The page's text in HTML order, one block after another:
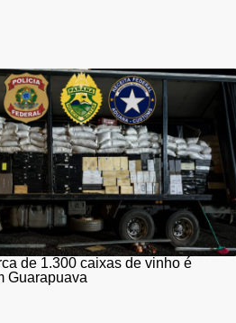
de 1.300 caixas de vinho é
Guarapuava